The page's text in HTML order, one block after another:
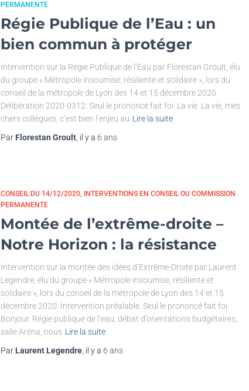
PERMANENTE
Régie Publique de l’Eau : un
bien commun à protéger
Intervention sur la Régie Publique de l’Eau par Florestan Groult, élu
du groupe « Métropole insoumise, résiliente et solidaire », lors du
conseil de la métropole de Lyon des 14 et 15 décembre 2020.
Délibération 2020-0312. Seul le prononcé fait foi. La vie. La vie, mes
chers collègues, c’est bien l’enjeu au Lire la suite
Par Florestan Groult , il y a 6 ans
CONSEIL DU 14/12/2020
INTERVENTIONS EN CONSEIL OU COMMISSION
PERMANENTE
Montée de l’extrême-droite –
Notre Horizon : la résistance
Intervention sur la montée des idées d’Extrême-Droite par Laurent
Legendre, élu du groupe « Métropole insoumise, résiliente et
solidaire », lors du conseil de la métropole de Lyon des 14 et 15
décembre 2020. Intervention préalable. Seul le prononcé fait foi.
Bonjour. Régie publique de l’eau, débat d’orientations budgétaires,
salle Aréna, nous Lire la suite
Par Laurent Legendre , il y a 6 ans